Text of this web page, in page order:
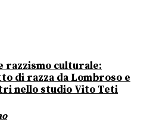
razzismo culturale:
di razza da Lombroso e
nello studio Vito Teti